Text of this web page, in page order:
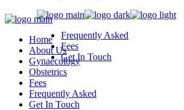
Frequently Asked
Fees
Get In Touch
Home
About Us
Gynaecology
Obstetrics
Fees
Frequently Asked
Get In Touch